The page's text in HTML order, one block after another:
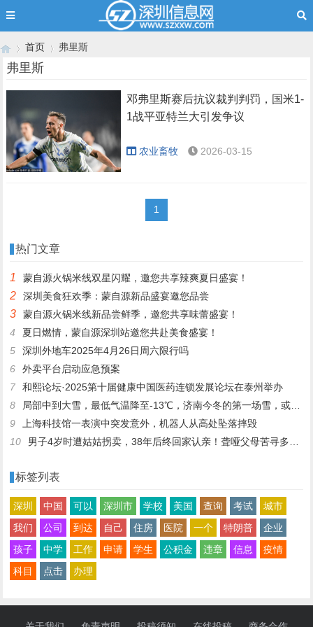
首页 弗里斯
弗里斯
邓弗里斯赛后抗议裁判判罚，国米1-
1战平亚特兰大引发争议
农业畜牧 2026-03-15
1
热门文章
1 蒙自源火锅米线双星闪耀，邀您共享辣爽夏日盛宴！
2 深圳美食狂欢季：蒙自源新品盛宴邀您品尝
3
蒙自源火锅米线新品尝鲜季，邀您共享味蕾盛宴！
4
夏日燃情，蒙自源深圳站邀您共赴美食盛宴！
5
深圳外地车2025年4月26日周六限行吗
6
外卖平台启动应急预案
7
和熙论坛·2025第十届健康中国医药连锁发展论坛在泰州举办
8
局部中到大雪，最低气温降至-13℃，济南今冬的第一场雪，或跟去年同一时间！
9
上海科技馆一表演中突发意外，机器人从高处坠落摔毁
10
男子4岁时遭姑姑拐卖，38年后终回家认亲！聋哑父母苦寻多年，母亲已抱憾离世丨红星寻人
标签列表
深圳 中国 可以 深圳市 学校 美国 查询 考试
城市
我们
公司 到达 自己 住房 医院 一个 特朗普
企业
孩子
中学 工作 申请 学生 公积金 违章 信息
疫情
科目
点击 办理